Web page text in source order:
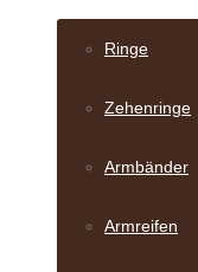
Ringe
Zehenringe
Armbänder
Armreifen